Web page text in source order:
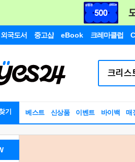
외국도서 중고샵 eBook 크레마클럽
기 베스트 신상품 이벤트 바이백 매